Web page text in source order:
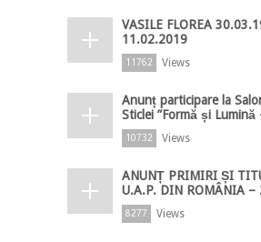
VASILE FLOREA
11.02.2019
11762 Views
Anunț participare la
Sticlei ”Formă și Lumină
10732 Views
ANUNȚ PRIMIRI ȘI
U.A.P. DIN ROMÂNIA –
8277 Views